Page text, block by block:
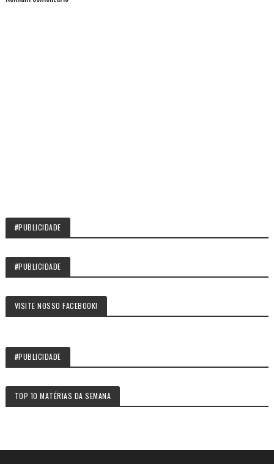
#PUBLICIDADE
#PUBLICIDADE
VISITE NOSSO FACEBOOK!
#PUBLICIDADE
TOP 10 MATÉRIAS DA SEMANA